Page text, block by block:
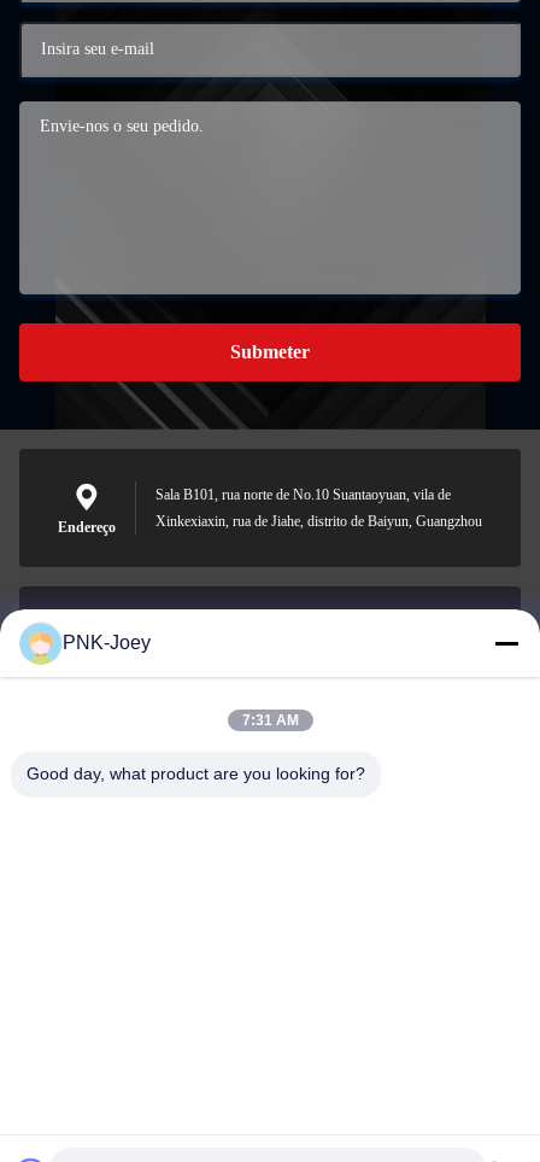
Submeter
Endereço
Sala B101, rua norte de No.10 Suantaoyuan, vila de
Xinkexiaxin, rua de Jiahe, distrito de Baiyun, Guangzhou
008613580404923
PNK-Joey
7:31 AM
Good day, what product are you looking for?